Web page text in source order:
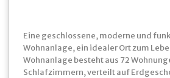
Eine geschlossene, moderne und
Wohnanlage, ein idealer Ort zum
Wohnanlage besteht aus 72
Schlafzimmern, verteilt auf